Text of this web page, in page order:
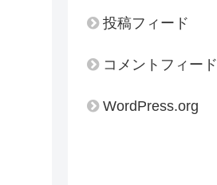
投稿フィード
コメントフィード
WordPress.org